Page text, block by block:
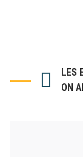
LES
ON